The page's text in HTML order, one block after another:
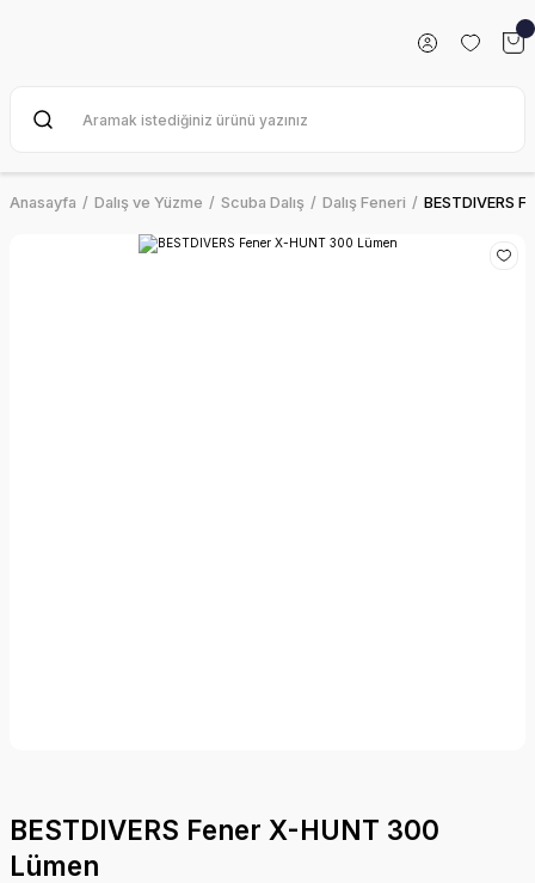
Anasayfa Dalış ve Yüzme Scuba Dalış Dalış Feneri BESTDIVERS
BESTDIVERS Fener X-HUNT 300
Lümen